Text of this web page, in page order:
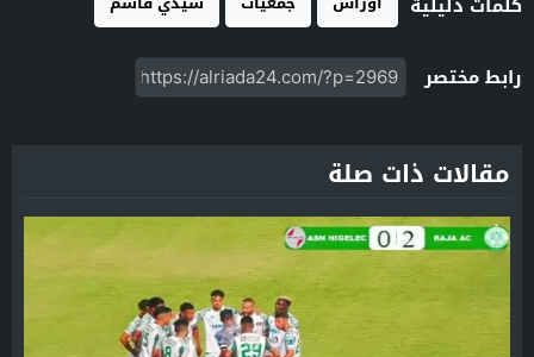
رابط مختصر
مقالات ذات صلة